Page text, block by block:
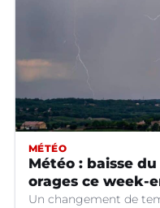
MÉTÉO
Météo : baisse
orages ce week-
Un changement de